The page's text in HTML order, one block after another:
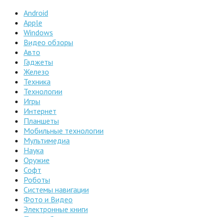
Android
Apple
Windows
Видео обзоры
Авто
Гаджеты
Железо
Техника
Технологии
Игры
Интернет
Планшеты
Мобильные технологии
Мультимедиа
Наука
Оружие
Софт
Роботы
Системы навигации
Фото и Видео
Электронные книги